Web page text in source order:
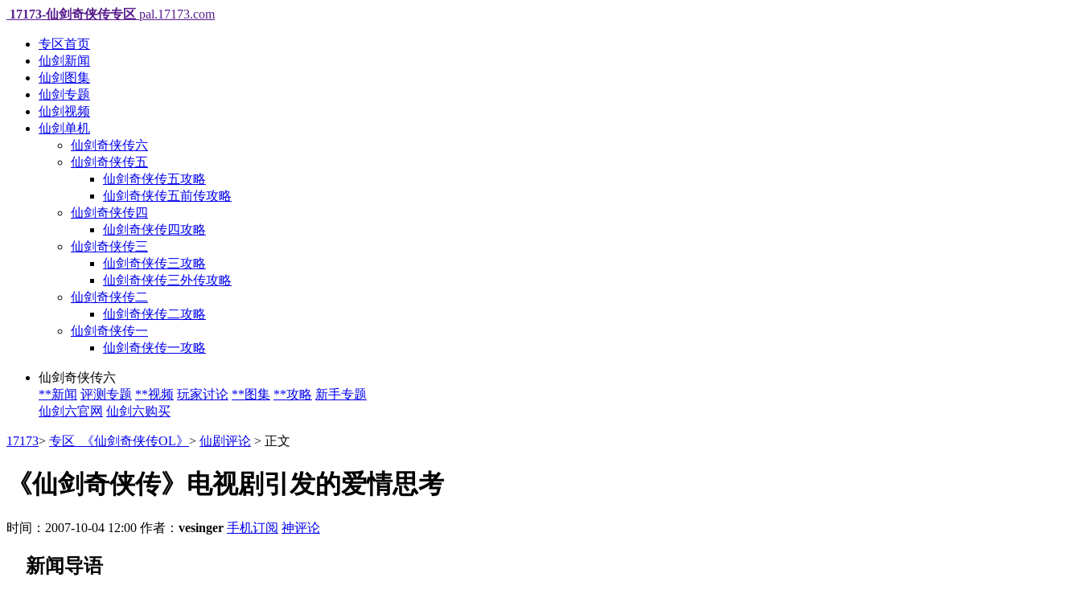
17173-仙剑奇侠传专区 pal.17173.com
专区首页
仙剑新闻
仙剑图集
仙剑专题
仙剑视频
仙剑单机
仙剑奇侠传六
仙剑奇侠传五
仙剑奇侠传五攻略
仙剑奇侠传五前传攻略
仙剑奇侠传四
仙剑奇侠传四攻略
仙剑奇侠传三
仙剑奇侠传三攻略
仙剑奇侠传三外传攻略
仙剑奇侠传二
仙剑奇侠传二攻略
仙剑奇侠传一
仙剑奇侠传一攻略
仙剑奇侠传六
**新闻 评测专题 **视频 玩家讨论 **图集 **攻略 新手专题
仙剑六官网 仙剑六购买
17173> 专区_《仙剑奇侠传OL》 > 仙剧评论 > 正文
《仙剑奇侠传》电视剧引发的爱情思考
时间：2007-10-04 12:00 作者： vesinger 手机订阅 神评论
新闻导语